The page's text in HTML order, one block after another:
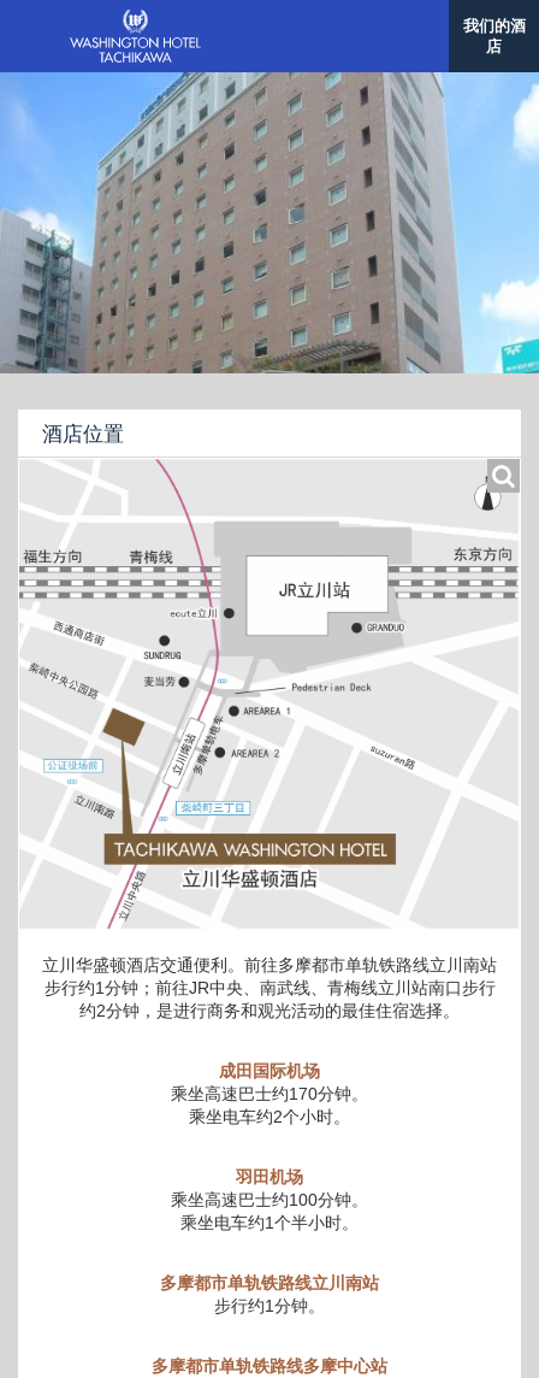
我们的酒
店
酒店位置
立川华盛顿酒店交通便利。前往多摩都市单轨铁路线立川南站
步行约1分钟；前往JR中央、南武线、青梅线立川站南口步行
约2分钟，是进行商务和观光活动的最佳住宿选择。
成田国际机场
乘坐高速巴士约170分钟。
乘坐电车约2个小时。
羽田机场
乘坐高速巴士约100分钟。
乘坐电车约1个半小时。
多摩都市单轨铁路线立川南站
步行约1分钟。
多摩都市单轨铁路线多摩中心站